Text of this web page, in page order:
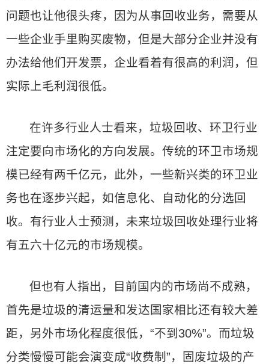
问题也让他很头疼，因为从事回收业务，需要从
一些企业手里购买废物，但是大部分企业并没有
办法给他们开发票，企业看着有很高的利润，但
实际上毛利润很低。
在许多行业人士看来，垃圾回收、环卫行业
注定要向市场化的方向发展。传统的环卫市场规
模已经有两千亿元，此外，一些新兴类的环卫业
务也在逐步兴起，如信息化、自动化的分选回
收。有行业人士预测，未来垃圾回收处理行业将
有五六十亿元的市场规模。
但也有人指出，目前国内的市场尚不成熟，
首先是垃圾的清运量和发达国家相比还有较大差
距，另外市场化程度很低，“不到30%”。而垃圾
分类慢慢可能会演变成“收费制”，固废垃圾的产